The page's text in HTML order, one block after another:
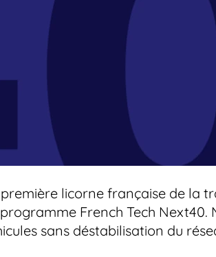
licorne française de la
French Tech
sans déstabilisation du